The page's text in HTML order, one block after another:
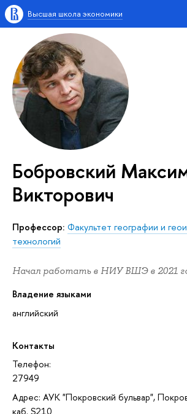
Высшая школа экономики
Бобровский
Викторович
Профессор: Факультет географии и
технологий
Начал работать в НИУ ВШЭ в 2021
Владение языками
английский
Контакты
Телефон:
27949
Адрес: АУК "Покровский бульвар",
каб. S210